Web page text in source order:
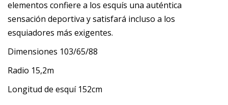
elementos confiere a los esquís una auténtica
sensación deportiva y satisfará incluso a los
esquiadores más exigentes.
Dimensiones 103/65/88
Radio 15,2m
Longitud de esquí 152cm